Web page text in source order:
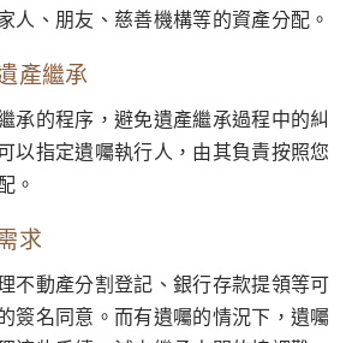
人、朋友、慈善機構等的資產分配。
產繼承
承的程序，避免遺產繼承過程中的糾
以指定遺囑執行人，由其負責按照您
。
求
不動產分割登記、銀行存款提領等可
簽名同意。而有遺囑的情況下，遺囑